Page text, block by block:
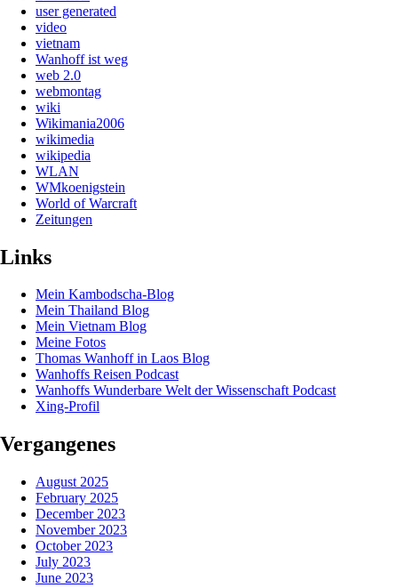
user generated
video
vietnam
Wanhoff ist weg
web 2.0
webmontag
wiki
Wikimania2006
wikimedia
wikipedia
WLAN
WMkoenigstein
World of Warcraft
Zeitungen
Links
Mein Kambodscha-Blog
Mein Thailand Blog
Mein Vietnam Blog
Meine Fotos
Thomas Wanhoff in Laos Blog
Wanhoffs Reisen Podcast
Wanhoffs Wunderbare Welt der Wissenschaft Podcast
Xing-Profil
Vergangenes
August 2025
February 2025
December 2023
November 2023
October 2023
July 2023
June 2023